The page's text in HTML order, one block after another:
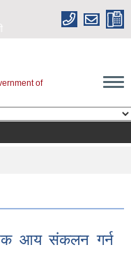
of
आय संकलन गर्न